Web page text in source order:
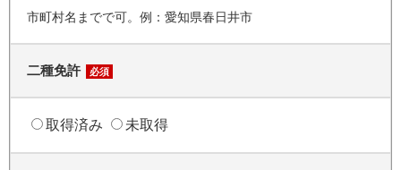
市町村名までで可。例：愛知県春日井市
二種免許 必須
取得済み 未取得